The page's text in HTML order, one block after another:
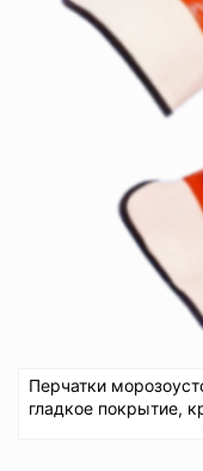
Перчатки
гладкое покрытие,